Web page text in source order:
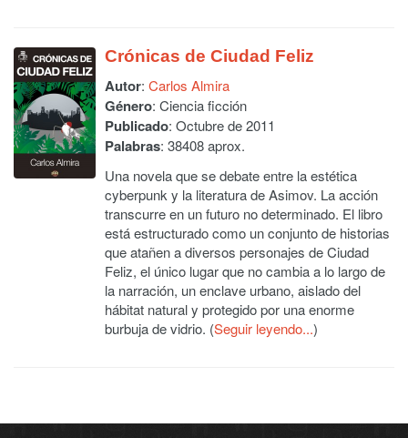
Crónicas de Ciudad Feliz
Autor: Carlos Almira
Género: Ciencia ficción
Publicado: Octubre de 2011
Palabras: 38408 aprox.
Una novela que se debate entre la estética
cyberpunk y la literatura de Asimov. La acción
transcurre en un futuro no determinado. El libro
está estructurado como un conjunto de historias
que atañen a diversos personajes de Ciudad
Feliz, el único lugar que no cambia a lo largo de
la narración, un enclave urbano, aislado del
hábitat natural y protegido por una enorme
burbuja de vidrio. (Seguir leyendo...)